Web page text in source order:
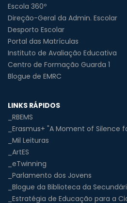
Escola 360º
Direção-Geral da Admin. Escolar
Desporto Escolar
Portal das Matrículas
Instituto de Avaliação Educativa
Centro de Formação Guarda 1
Blogue de EMRC
LINKS RÁPIDOS
_RBEMS
_Erasmus+ "A Moment of Silence
_Mil Leituras
_ArtES
_eTwinning
_Parlamento dos Jovens
_Blogue da Biblioteca da
_Estratégia de Educação para a